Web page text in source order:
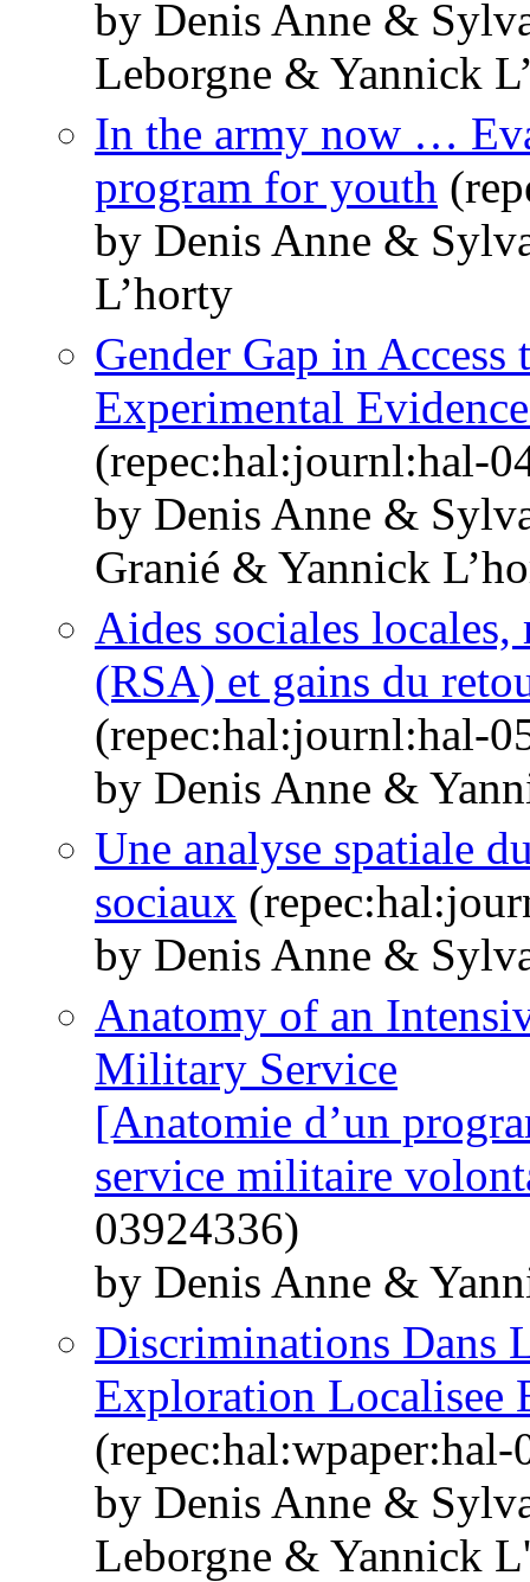
by Denis Anne &
Leborgne & Yannick
In the army now …
program for youth
by Denis Anne &
L’horty
Gender Gap in
Experimental
(repec:hal:journl:hal-
by Denis Anne &
Granié & Yannick
Aides sociales
(RSA) et gains du
(repec:hal:journl:hal-
by Denis Anne &
Une analyse spatiale
sociaux
by Denis Anne &
Anatomy of an
Military Service
[Anatomie d’un
service militaire
03924336)
by Denis Anne &
Discriminations Dans
Exploration Localisee
by Denis Anne &
Leborgne & Yannick